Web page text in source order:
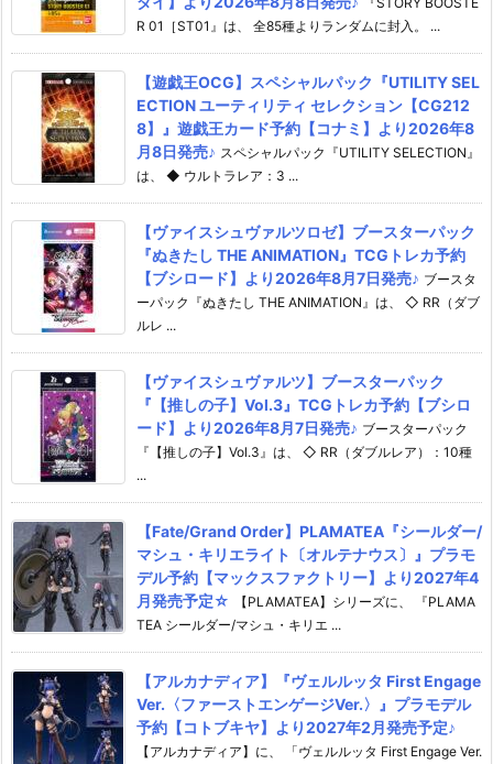
R 01［ST01』は、 全85種よりランダムに封入。 ...
【遊戯王OCG】スペシャルパック『UTILITY SEL
ECTION ユーティリティ セレクション【CG212
8】』遊戯王カード予約【コナミ】より2026年8
月8日発売♪ スペシャルパック『UTILITY SELECTION』
は、 ◆ ウルトラレア：3 ...
【ヴァイスシュヴァルツロゼ】ブースターパック
『ぬきたし THE ANIMATION』TCGトレカ予約
【ブシロード】より2026年8月7日発売♪ ブースタ
ーパック『ぬきたし THE ANIMATION』は、 ◇ RR（ダブ
ルレ ...
【ヴァイスシュヴァルツ】ブースターパック
『【推しの子】Vol.3』TCGトレカ予約【ブシロ
ード】より2026年8月7日発売♪ ブースターパック
『【推しの子】Vol.3』は、 ◇ RR（ダブルレア）：10種
...
【Fate/Grand Order】PLAMATEA『シールダー/
マシュ・キリエライト〔オルテナウス〕』プラモ
デル予約【マックスファクトリー】より2027年4
月発売予定☆
【PLAMATEA】シリーズに、 『PLAMA
TEA シールダー/マシュ・キリエ ...
【アルカナディア】『ヴェルルッタ First Engage
Ver.〈ファーストエンゲージVer.〉』プラモデル
予約【コトブキヤ】より2027年2月発売予定♪
【アルカナディア】に、 「ヴェルルッタ First Engage Ver.